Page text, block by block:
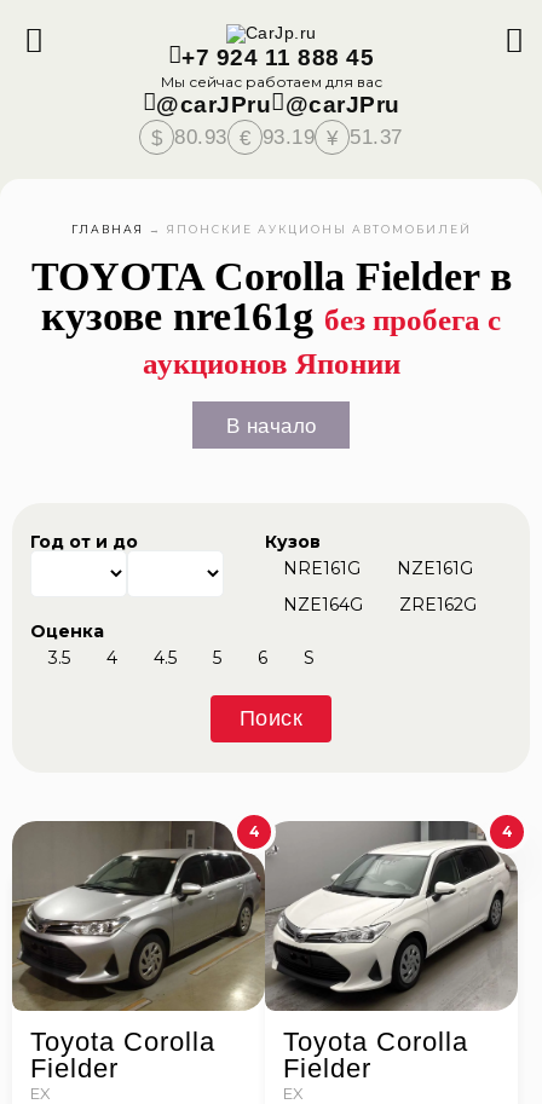
+7 924 11 888 45
Мы сейчас работаем для вас
@carJPru @carJPru
$ 80.93 € 93.19 ¥ 51.37
ГЛАВНАЯ → ЯПОНСКИЕ АУКЦИОНЫ АВТОМОБИЛЕЙ
TOYOTA Corolla Fielder в
кузове nre161g без пробега с
аукционов Японии
В начало
Год от и до
Кузов
NRE161G
NZE161G
NZE164G
ZRE162G
Оценка
3.5
4 4.5 5 6 S
Поиск
4
Toyota Corolla
Fielder
EX
4
Toyota Corolla
Fielder
EX